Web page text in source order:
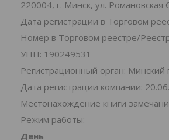
220004, г. Минск, ул.
Дата регистрации в Торговом
Номер в Торговом реестре/
УНП: 190249531
Регистрационный орган: Минский
Дата регистрации компании:
Местонахождение книги
Режим работы:
День